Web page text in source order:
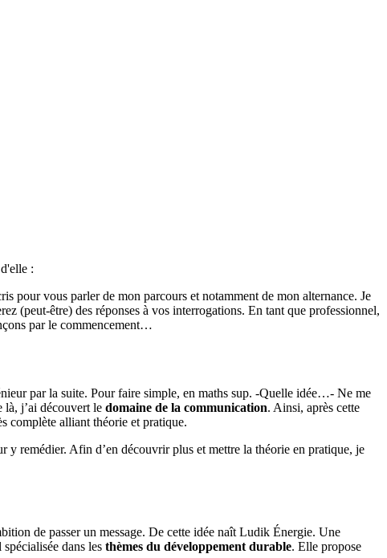
:
pour vous parler de mon parcours et notamment de mon alternance. Je
(peut-être) des réponses à vos interrogations. En tant que professionnel,
par le commencement…
par la suite. Pour faire simple, en maths sup. -Quelle idée…- Ne me
là, j’ai découvert le domaine de la communication. Ainsi, après cette
complète alliant théorie et pratique.
y remédier. Afin d’en découvrir plus et mettre la théorie en pratique, je
de passer un message. De cette idée naît Ludik Énergie. Une
dans les thèmes du développement durable. Elle propose